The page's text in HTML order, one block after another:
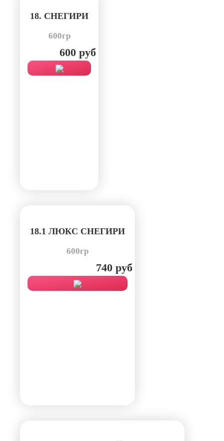
18. СНЕГИРИ
600гр
600 руб
18.1 ЛЮКС СНЕГИРИ
600гр
740 руб